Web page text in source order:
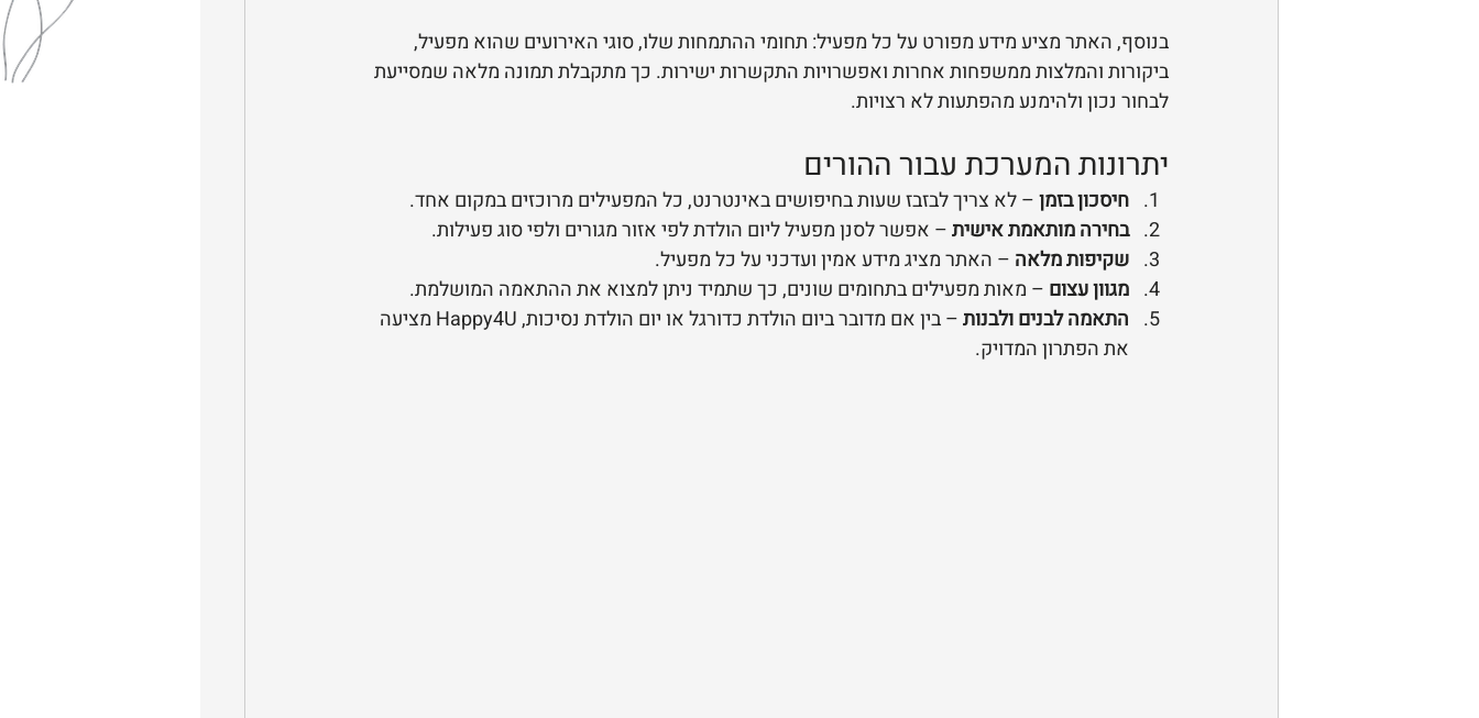
בנוסף, האתר מציע מידע מפורט על כל מפעיל: תחומי ההתמחות שלו, סוגי האירועים שהוא מפעיל,
ביקורות והמלצות ממשפחות אחרות ואפשרויות התקשרות ישירות. כך מתקבלת תמונה מלאה שמסייעת
לבחור נכון ולהימנע מהפתעות לא רצויות.
יתרונות המערכת עבור ההורים
חיסכון בזמן – לא צריך לבזבז שעות בחיפושים באינטרנט, כל המפעילים מרוכזים במקום אחד.
בחירה מותאמת אישית – אפשר לסנן מפעיל ליום הולדת לפי אזור מגורים ולפי סוג פעילות.
שקיפות מלאה – האתר מציג מידע אמין ועדכני על כל מפעיל.
מגוון עצום – מאות מפעילים בתחומים שונים, כך שתמיד ניתן למצוא את ההתאמה המושלמת.
התאמה לבנים ולבנות
– בין אם מדובר ביום הולדת כדורגל או יום הולדת נסיכות, Happy4U מציעה
את הפתרון המדויק.